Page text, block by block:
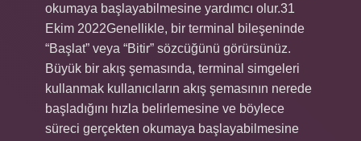
okumaya başlayabilmesine yardımcı olur.31
Ekim 2022Genellikle, bir terminal bileşeninde
“Başlat” veya “Bitir” sözcüğünü görürsünüz.
Büyük bir akış şemasında, terminal simgeleri
kullanmak kullanıcıların akış şemasının nerede
başladığını hızla belirlemesine ve böylece
süreci gerçekten okumaya başlayabilmesine